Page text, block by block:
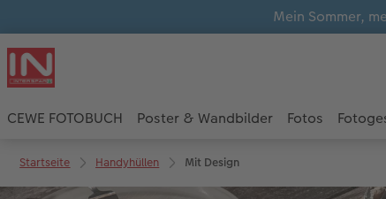
Mein Sommer,
CEWE FOTOBUCH Poster & Wandbilder Fotos
Startseite Handyhüllen Mit Design